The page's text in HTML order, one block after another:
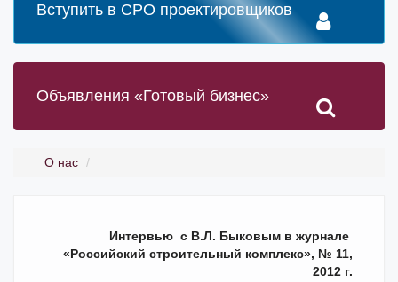
Вступить в СРО проектировщиков
Объявления «Готовый бизнес»
О нас
Интервью с В.Л. Быковым в журнале
«Российский строительный комплекс», № 11,
2012 г.